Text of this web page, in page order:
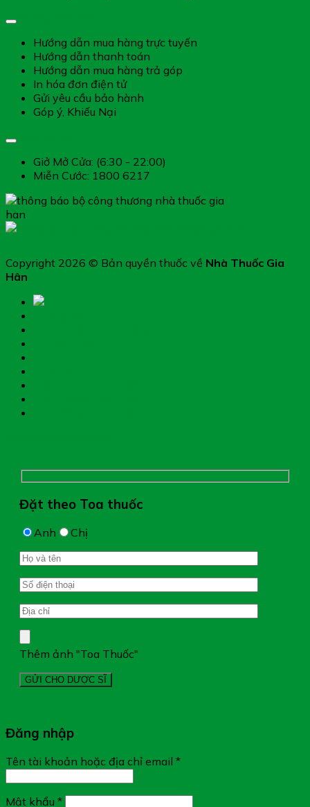
Hướng dẫn mua hàng trực tuyến
Hướng dẫn thanh toán
Hướng dẫn mua hàng trả góp
In hóa đơn điện tử
Gửi yêu cầu bảo hành
Góp ý, Khiếu Nại
Giở Mở Cửa: (6:30 - 22:00)
Miễn Cước: 1800 6217
Copyright 2026 © Bản quyền thuốc về Nhà Thuốc Gia
Hân
Đặt theo Toa thuốc
Anh Chị
Thêm ảnh "Toa Thuốc"
Đăng nhập
Tên tài khoản hoặc địa chỉ email *
Mật khẩu *